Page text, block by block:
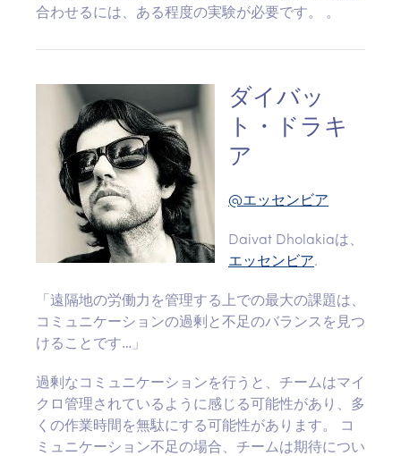
合わせるには、ある程度の実験が必要です。 。
ダイバッ
ト・ドラキ
ア
@エッセンビア
Daivat Dholakiaは、
エッセンビア.
「遠隔地の労働力を管理する上での最大の課題は、
コミュニケーションの過剰と不足のバランスを見つ
けることです…」
過剰なコミュニケーションを行うと、チームはマイ
クロ管理されているように感じる可能性があり、多
くの作業時間を無駄にする可能性があります。 コ
ミュニケーション不足の場合、チームは期待につい